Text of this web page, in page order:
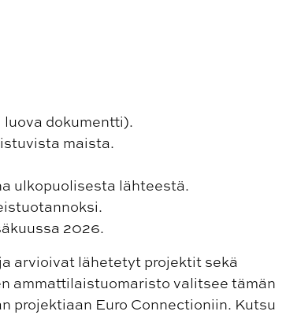
dokumentti).
maista.
ulkopuolisesta lähteestä.
2026.
arvioivat lähetetyt projektit sekä
ammattilaistuomaristo valitsee tämän
projektiaan Euro Connectioniin. Kutsu